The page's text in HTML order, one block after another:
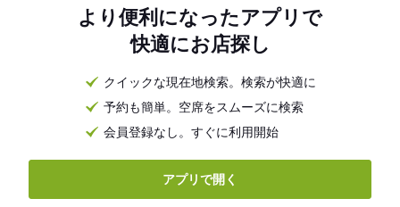
より便利になったアプリで
快適にお店探し
クイックな現在地検索。検索が快適に
予約も簡単。空席をスムーズに検索
会員登録なし。すぐに利用開始
アプリで開く